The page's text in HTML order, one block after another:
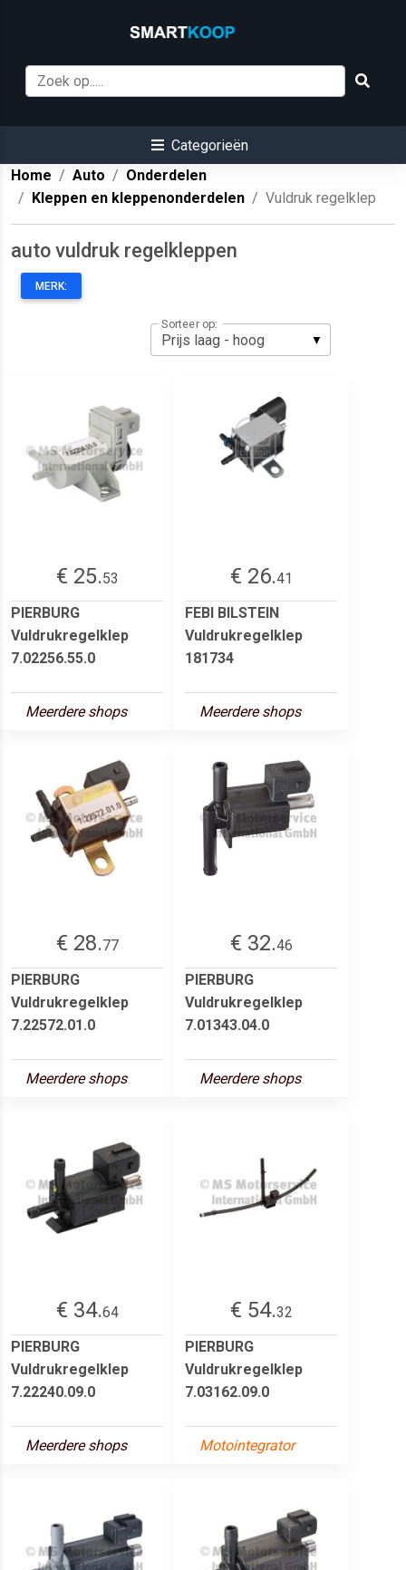
Categorieën
Home
Auto
Onderdelen
Kleppen en kleppenonderdelen
Vuldruk regelklep
auto vuldruk regelkleppen
MERK:
Sorteer op:
€ 25.53
PIERBURG
Vuldrukregelklep
7.02256.55.0
Meerdere shops
€ 26.41
FEBI BILSTEIN
Vuldrukregelklep
181734
Meerdere shops
€ 28.77
PIERBURG
Vuldrukregelklep
7.22572.01.0
Meerdere shops
€ 32.46
PIERBURG
Vuldrukregelklep
7.01343.04.0
Meerdere shops
€ 34.64
PIERBURG
Vuldrukregelklep
7.22240.09.0
Meerdere shops
€ 54.32
PIERBURG
Vuldrukregelklep
7.03162.09.0
Motointegrator